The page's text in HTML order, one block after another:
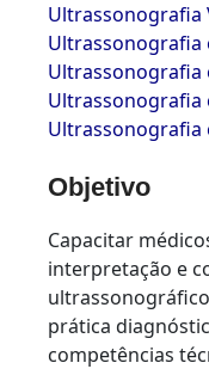
Ultrassonografia
Ultrassonografia
Ultrassonografia
Ultrassonografia
Ultrassonografia
Objetivo
Capacitar
interpretação e
prática
competências